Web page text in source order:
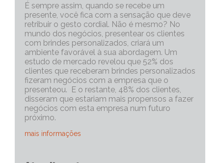
É sempre assim, quando se recebe um
presente, você fica com a sensação que deve
retribuir o gesto cordial. Não é mesmo? No
mundo dos negócios, presentear os clientes
com brindes personalizados, criará um
ambiente favorável à sua abordagem. Um
estudo de mercado revelou que 52% dos
clientes que receberam brindes personalizados
fizeram negócios com a empresa que o
presenteou. E o restante, 48% dos clientes,
disseram que estariam mais propensos a fazer
negócios com esta empresa num futuro
próximo.
mais informações